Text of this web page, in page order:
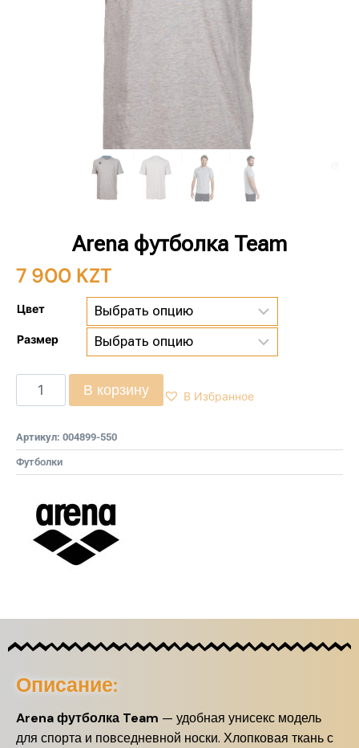
Arena футболка Team
7 900 KZT
Цвет
Размер
В корзину В Избранное
Артикул: 004899-550
Футболки
Описание:
Arena футболка Team — удобная унисекс модель
для спорта и повседневной носки. Хлопковая ткань с